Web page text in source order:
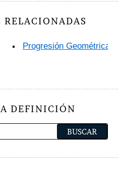
Progresión Geométrica
DEFINICIÓN